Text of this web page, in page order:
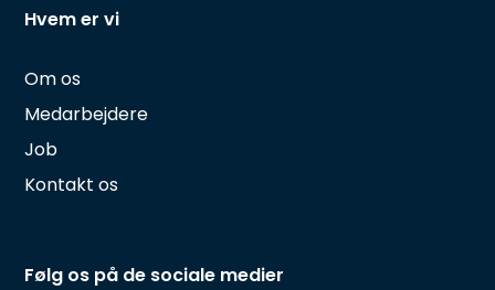
Hvem er vi
Om os
Medarbejdere
Job
Kontakt os
Følg os på de sociale medier